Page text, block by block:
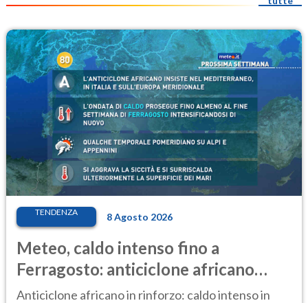
TENDENZA 8 Agosto 2026
Meteo, caldo intenso fino a
Ferragosto: anticiclone africano
ancora protagonista
Anticiclone africano in rinforzo: caldo intenso in